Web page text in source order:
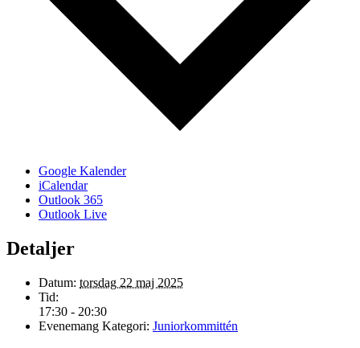
Google Kalender
iCalendar
Outlook 365
Outlook Live
Detaljer
Datum: torsdag 22 maj 2025
Tid:
17:30 - 20:30
Evenemang Kategori: Juniorkommittén